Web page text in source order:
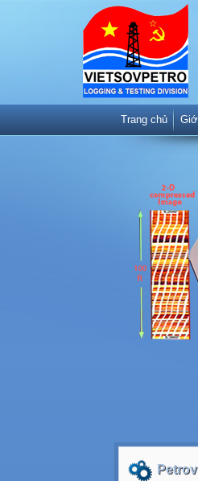
Trang chủ